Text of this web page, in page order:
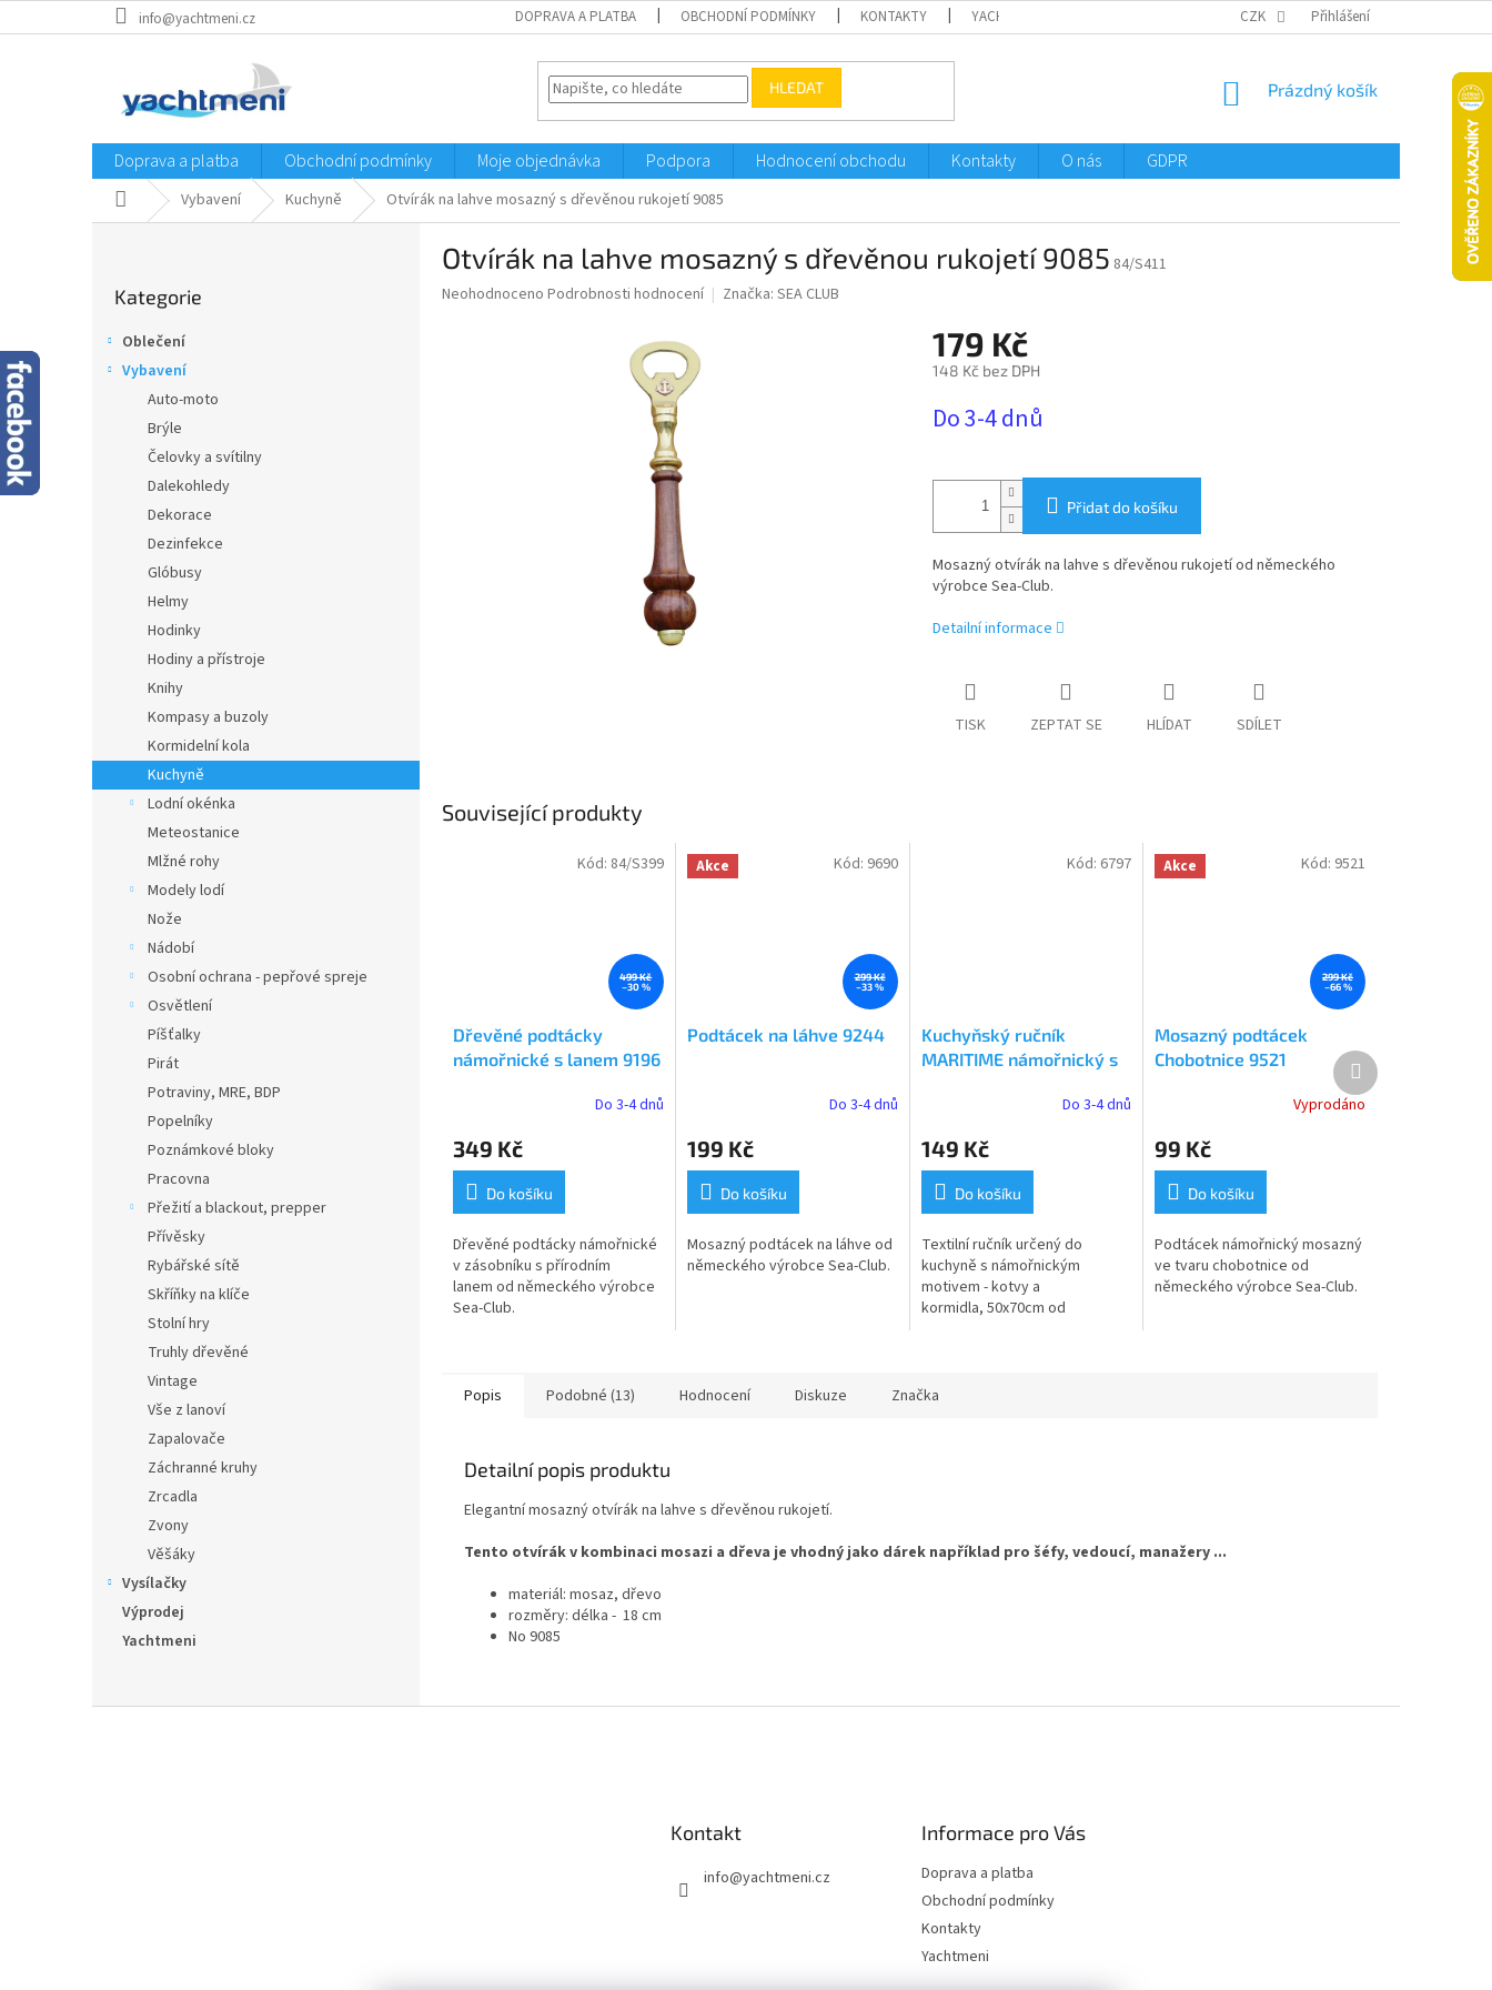
na
info@yachtmeni.cz DOPRAVA A PLATBA OBCHODNÍ PODMÍNKY KONTAKTY YACHTMENI CZK Přihlášení
HLEDAT
NÁKUPNÍ
Prázdný košík
Doprava a platba Obchodní podmínky Moje objednávka Podpora Hodnocení obchodu Kontakty O nás GDPR
Domů Vybavení Kuchyně Otvírák na lahve mosazný s dřevěnou rukojetí 9085
kategorie
Kategorie
Oblečení
Vybavení
Auto-moto
Brýle
Čelovky a svítilny
Dalekohledy
Dekorace
Dezinfekce
Glóbusy
Helmy
Hodinky
Hodiny a přístroje
Knihy
Kompasy a buzoly
Kormidelní kola
Kuchyně
Lodní okénka
Meteostanice
Mlžné rohy
Modely lodí
Nože
Nádobí
Osobní ochrana - pepřové spreje
Osvětlení
Píšťalky
Pirát
Potraviny, MRE, BDP
Popelníky
Poznámkové bloky
Pracovna
Přežití a blackout, prepper
Přívěsky
Rybářské sítě
Skříňky na klíče
Stolní hry
Truhly dřevěné
Vintage
Vše z lanoví
Zapalovače
Záchranné kruhy
Zrcadla
Zvony
Věšáky
Vysílačky
Výprodej
Yachtmeni
Otvírák na lahve mosazný s dřevěnou rukojetí 9085 84/S411
Průměrné
Neohodnoceno Podrobnosti hodnocení Značka: SEA CLUB
179 Kč
148 Kč bez DPH
cena:
Do 3-4 dnů
Přidat do košíku
Mosazný otvírák na lahve s dřevěnou rukojetíod německého
výrobce Sea-Club.
Detailní informace
TISK ZEPTAT SE HLÍDAT SDÍLET
Související produkty
499 Kč
–30 %
Dřevěné podtácky
námořnické s lanem 9196
Do 3-4 dnů
349 Kč
Do košíku
Dřevěné podtácky námořnické
v zásobníku s přírodním
lanem od německého výrobce
Sea-Club.
Kód: 84/S399 Akce
299 Kč
–33 %
Podtácek na láhve 9244
produktu
je
5,0
z
5
hvězdiček.
Do 3-4 dnů
199 Kč
Do košíku
Mosazný podtácek na láhve od
německého výrobce Sea-Club.
Kód: 9690
Kuchyňský ručník
MARITIME námořnický s
Do 3-4 dnů
149 Kč
Do košíku
Textilní ručník určený do
kuchyně s námořnickým
motivem - kotvy a
kormidla, 50x70cm od
Kód: 6797 Akce
299 Kč
–66 %
Mosazný podtácek
Chobotnice 9521
produktu
je
5,0
z
5
hvězdiček.
Vyprodáno
99 Kč
Do košíku
Podtácek námořnický mosazný
ve tvaru chobotnice od
německého výrobce Sea-Club.
Kód: 9521
Další
produkt
Popis Podobné (13) Hodnocení Diskuze Značka
Detailní popis produktu
Elegantní mosazný otvírák na lahve s dřevěnou rukojetí.
Tento otvírák v kombinaci mosazi a dřeva je vhodný jako dárek například pro šéfy, vedoucí, manažery ...
materiál: mosaz, dřevo
rozměry: délka - 18 cm
No 9085
Kontakt
info@yachtmeni.cz
Informace pro Vás
Doprava a platba
Obchodní podmínky
Kontakty
Yachtmeni